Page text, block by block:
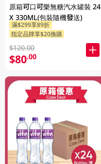
原箱可口可樂無糖汽水罐裝 24
X 330ML(包裝隨機發送)
滿$299享89折
指定品牌享$20換購
$120.00
$80.00